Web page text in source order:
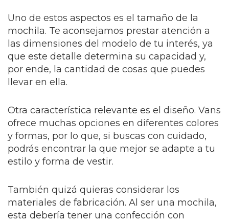
Uno de estos aspectos es el tamaño de la
mochila. Te aconsejamos prestar atención a
las dimensiones del modelo de tu interés, ya
que este detalle determina su capacidad y,
por ende, la cantidad de cosas que puedes
llevar en ella.
Otra característica relevante es el diseño. Vans
ofrece muchas opciones en diferentes colores
y formas, por lo que, si buscas con cuidado,
podrás encontrar la que mejor se adapte a tu
estilo y forma de vestir.
También quizá quieras considerar los
materiales de fabricación. Al ser una mochila,
esta debería tener una confección con